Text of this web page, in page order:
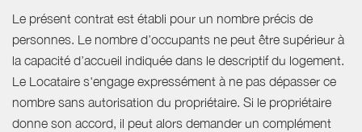
Le présent contrat est établi pour un nombre précis de
personnes. Le nombre d’occupants ne peut être supérieur à
la capacité d’accueil indiquée dans le descriptif du logement.
Le Locataire s'engage expressément à ne pas dépasser ce
nombre sans autorisation du propriétaire. Si le propriétaire
donne son accord, il peut alors demander un complément